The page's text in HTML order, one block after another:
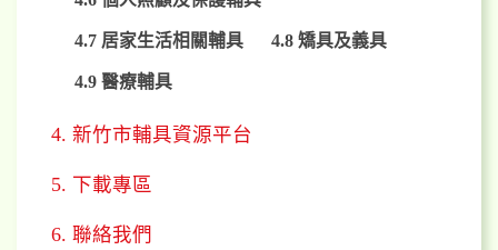
4.7 居家生活相關輔具 4.8 矯具及義具
4.9 醫療輔具
4. 新竹市輔具資源平台
5. 下載專區
6. 聯絡我們